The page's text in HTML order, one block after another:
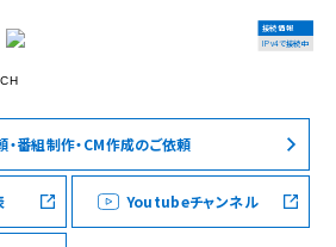
集合住宅オーナーの方
接続情報
IPv4で接続中
・番組制作・CM作成のご依頼
Youtubeチャンネル